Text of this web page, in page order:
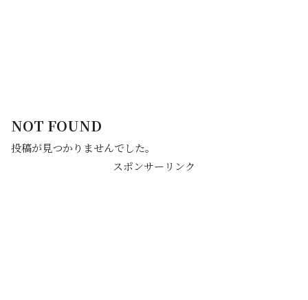
NOT FOUND
投稿が見つかりませんでした。
スポンサーリンク